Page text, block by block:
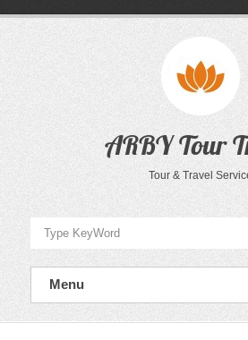
ARBY Tour
Tour & Travel
Menu